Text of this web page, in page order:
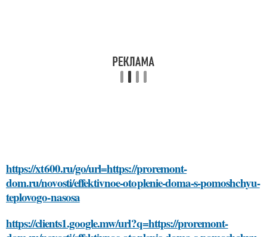
https://xt600.ru/go/url=https://proremont-
dom.ru/novosti/effektivnoe-otoplenie-doma-s-pomoshchyu-
teplovogo-nasosa
https://clients1.google.mw/url?q=https://proremont-